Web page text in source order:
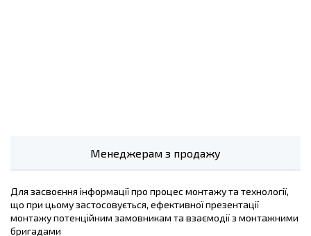
Менеджерам з продажу
Для засвоєння інформації про процес монтажу та технології,
що при цьому застосовується, ефективної презентації
монтажу потенційним замовникам та взаємодії з монтажними
бригадами